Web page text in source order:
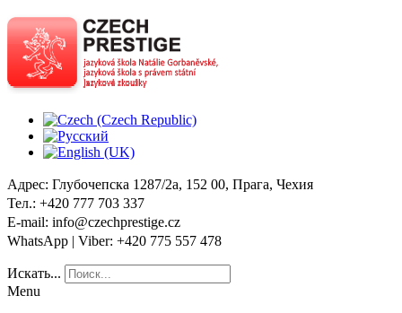
Адрес: Глубочепска 1287/2a, 152 00, Прага, Чехия
Тел.: +420 777 703 337
E-mail: info@czechprestige.cz
WhatsApp | Viber: +420 775 557 478
Искать...
Menu